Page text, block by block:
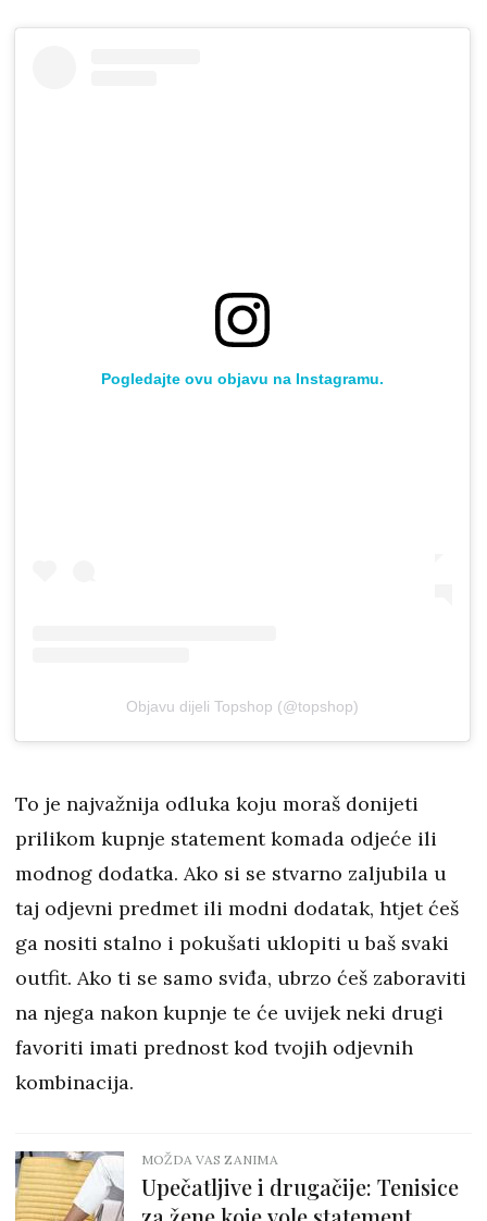
Pogledajte ovu objavu na Instagramu.
Objavu dijeli Topshop (@topshop)
To je najvažnija odluka koju moraš donijeti
prilikom kupnje statement komada odjeće ili
modnog dodatka. Ako si se stvarno zaljubila u
taj odjevni predmet ili modni dodatak, htjet ćeš
ga nositi stalno i pokušati uklopiti u baš svaki
outfit. Ako ti se samo sviđa, ubrzo ćeš zaboraviti
na njega nakon kupnje te će uvijek neki drugi
favoriti imati prednost kod tvojih odjevnih
kombinacija.
MOŽDA VAS ZANIMA
Upečatljive i drugačije: Tenisice